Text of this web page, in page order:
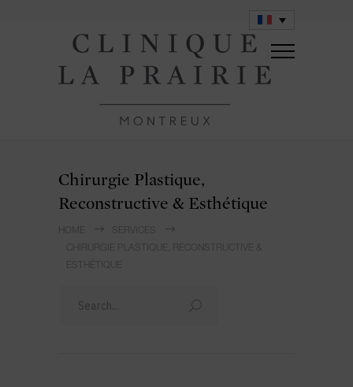
Chirurgie Plastique,
Reconstructive & Esthétique
SERVICES
CHIRURGIE PLASTIQUE, RECONSTRUCTIVE &